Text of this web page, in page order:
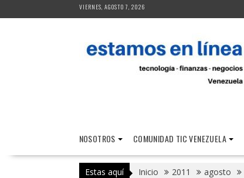
al
VIERNES, AGOSTO 7, 2026
NOSOTROS COMUNIDAD TIC VENEZUELA
Estas aquí Inicio 2011 agosto